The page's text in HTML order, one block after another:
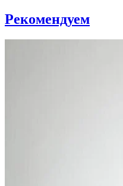
Рекомендуем